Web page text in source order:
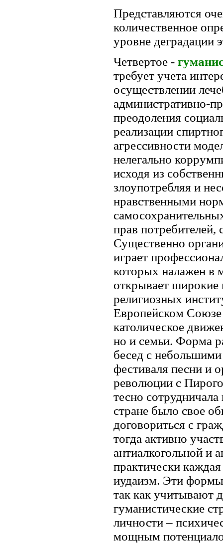
Представляются
количественное
уровне деградации
Четвертое -
требует учета
осуществлении
административно-
преодоления
реализации
агрессивности
нелегально
исходя из
злоупотребляя и
нравственными
прав
Существенно
играет
которых налажен в
открывает широкие
религиозных
Европейском Союзе
католическое
но и семьи. Форма
бесед с
фестиваля песни и
революции с
тесно
стране было свое
договориться с
тогда активно
антиалкогольной и
практически
иудаизм. Эти формы
так как учитывают
гуманистические
личности –
мощным